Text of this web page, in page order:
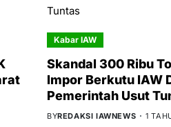
Kabar IAW
Skandal 300 Ribu
Impor Berkutu IAW
Pemerintah Usut
BYREDAKSI IAWNEWS 1